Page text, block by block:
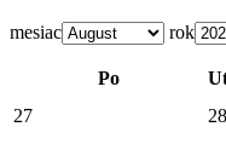
mesiac rok
Po
27
28